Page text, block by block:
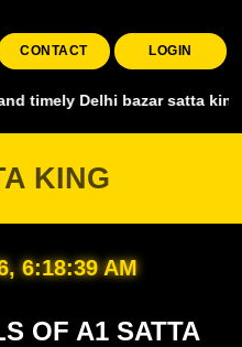
CONTACT LOGIN
bazar satta king,
KING
6:18:40 AM
OF A1 SATTA